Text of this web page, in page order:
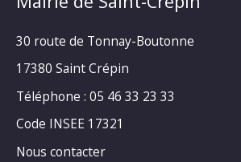
30 route de Tonnay-Boutonne
17380 Saint Crépin
Téléphone : 05 46 33 23 33
Code INSEE 17321
Nous contacter